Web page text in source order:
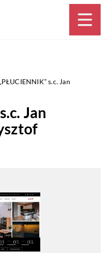
„PŁUCIENNIK” s.c. Jan
Jan